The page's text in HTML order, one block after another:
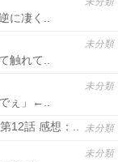
に凄く..
未分類
触れて..
未分類
ぇ」←..
未分類
12話 感想：..
未分類